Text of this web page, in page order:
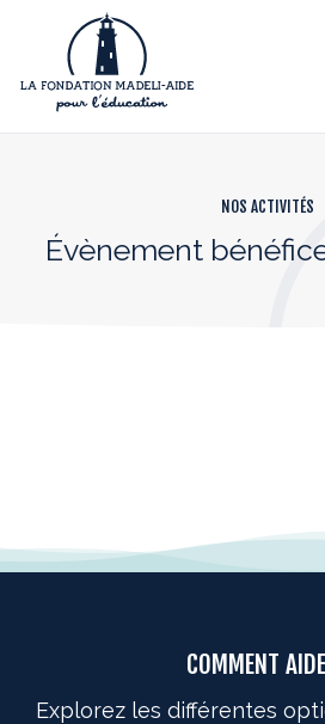
NOS ACTIVITÉS
Évènement
COMMENT
Explorez les différentes